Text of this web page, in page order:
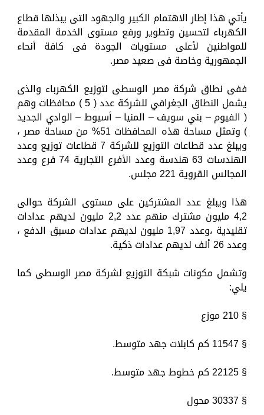
يأتي هذا إطار الاهتمام الكبير والجهود التى يبذلها قطاع
الكهرباء لتحسين وتطوير ورفع مستوى الخدمة المقدمة
للمواطنين لأعلى مستويات الجودة فى كافة أنحاء
الجمهورية وخاصة فى صعيد مصر.
ففى نطاق شركة مصر الوسطى لتوزيع الكهرباء والذى
يشمل النطاق الجغرافي للشركة عدد ( 5 ) محافظات وهم
( الفيوم – بني سويف – المنيا – أسيوط – الوادي الجديد
) وتمثل مساحة هذه المحافظات 51% من مساحة مصر ،
ويبلغ عدد قطاعات التوزيع للشركة 7 قطاعات توزيع وعدد
الهندسات 63 هندسة وعدد الأفرع التجارية 74 فرع وعدد
المجالس القروية 221 مجلس.
هذا ويبلغ عدد المشتركين على مستوى الشركة حوالى
4,2 مليون مشترك منهم عدد 2,2 مليون لديهم عدادات
تقليدية ،وعدد 1,97 مليون لديهم عدادات مسبق الدفع ،
وعدد 26 ألف لديهم عدادات ذكية.
وتشمل مكونات شبكة التوزيع لشركة مصر الوسطى كما
يلي:
§ 210 موزع
§ 11547 كم كابلات جهد متوسط.
§ 22125 كم خطوط جهد متوسط.
§ 30337 محول